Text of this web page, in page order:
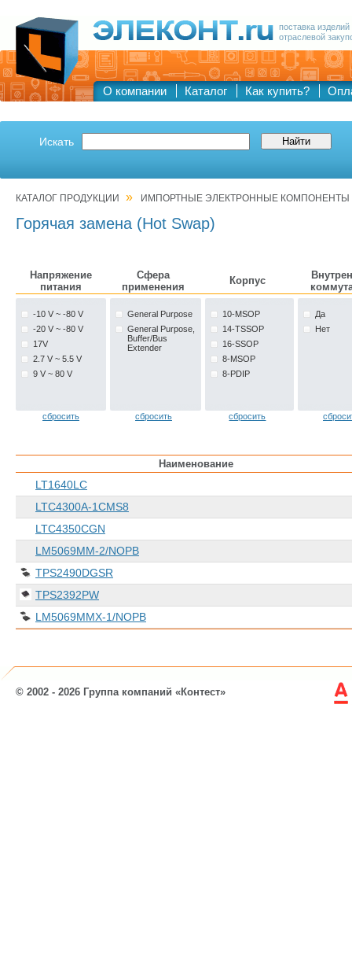
поставка
отраслевой
О компании Каталог Как купить?
Искать
КАТАЛОГ ПРОДУКЦИИ » ИМПОРТНЫЕ ЭЛЕКТРОННЫЕ КОМПОНЕНТЫ
Горячая замена (Hot Swap)
Напряжение
питания
Сфера
применения
Корпус
-10 V ~ -80 V
-20 V ~ -80 V
17V
2.7 V ~ 5.5 V
9 V ~ 80 V
General Purpose
General Purpose,
Buffer/Bus
Extender
10-MSOP
14-TSSOP
16-SSOP
8-MSOP
8-PDIP
Да
Нет
сбросить сбросить сбросить
Наименование
LT1640LC
LTC4300A-1CMS8
LTC4350CGN
LM5069MM-2/NOPB
TPS2490DGSR
TPS2392PW
LM5069MMX-1/NOPB
© 2002 - 2026 Группа компаний «Контест»